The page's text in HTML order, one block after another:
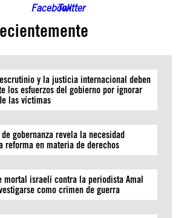
y la justicia internacional deben
los esfuerzos del gobierno por ignorar
las víctimas
de gobernanza revela la necesidad
reforma en materia de derechos
mortal israelí contra la periodista Amal
como crimen de guerra